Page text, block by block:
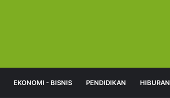
EKONOMI - BISNIS PENDIDIKAN HIBURAN